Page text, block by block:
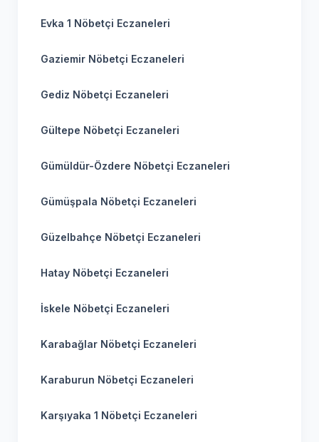
Evka 1 Nöbetçi Eczaneleri
Gaziemir Nöbetçi Eczaneleri
Gediz Nöbetçi Eczaneleri
Gültepe Nöbetçi Eczaneleri
Gümüldür-Özdere Nöbetçi Eczaneleri
Gümüşpala Nöbetçi Eczaneleri
Güzelbahçe Nöbetçi Eczaneleri
Hatay Nöbetçi Eczaneleri
İskele Nöbetçi Eczaneleri
Karabağlar Nöbetçi Eczaneleri
Karaburun Nöbetçi Eczaneleri
Karşıyaka 1 Nöbetçi Eczaneleri